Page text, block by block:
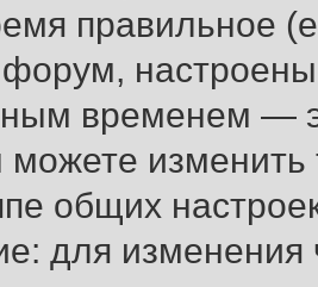
правильное
настроены
временем —
изменить
общих
для изменения